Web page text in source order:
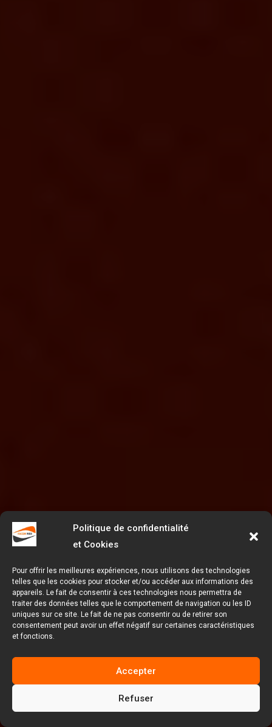
Politique de confidentialité
et Cookies
Pour offrir les meilleures expériences, nous utilisons des technologies
telles que les cookies pour stocker et/ou accéder aux informations des
appareils. Le fait de consentir à ces technologies nous permettra de
traiter des données telles que le comportement de navigation ou les ID
uniques sur ce site. Le fait de ne pas consentir ou de retirer son
consentement peut avoir un effet négatif sur certaines caractéristiques
et fonctions.
Accepter
Refuser